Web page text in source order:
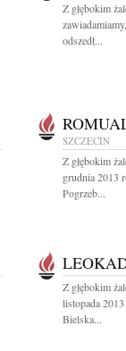
Z głębokim
odszedł...
SZCZECIN
Z głębokim
grudnia 2013
Pogrzeb...
Z głębokim
listopada
Bielska...